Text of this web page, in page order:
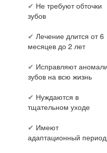
✔ Не требуют обточки
зубов
✔ Лечение длится от 6
месяцев до 2 лет
✔ Исправляют
зубов на всю жизнь
✔ Нуждаются в
тщательном уходе
✔ Имеют
адаптационный период